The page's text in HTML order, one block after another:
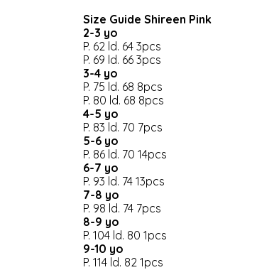
Size Guide Shireen Pink
2-3 yo
P. 62 ld. 64 3pcs
P. 69 ld. 66 3pcs
3-4 yo
P. 75 ld. 68 8pcs
P. 80 ld. 68 8pcs
4-5 yo
P. 83 ld. 70 7pcs
5-6 yo
P. 86 ld. 70 14pcs
6-7 yo
P. 93 ld. 74 13pcs
7-8 yo
P. 98 ld. 74 7pcs
8-9 yo
P. 104 ld. 80 1pcs
9-10 yo
P. 114 ld. 82 1pcs